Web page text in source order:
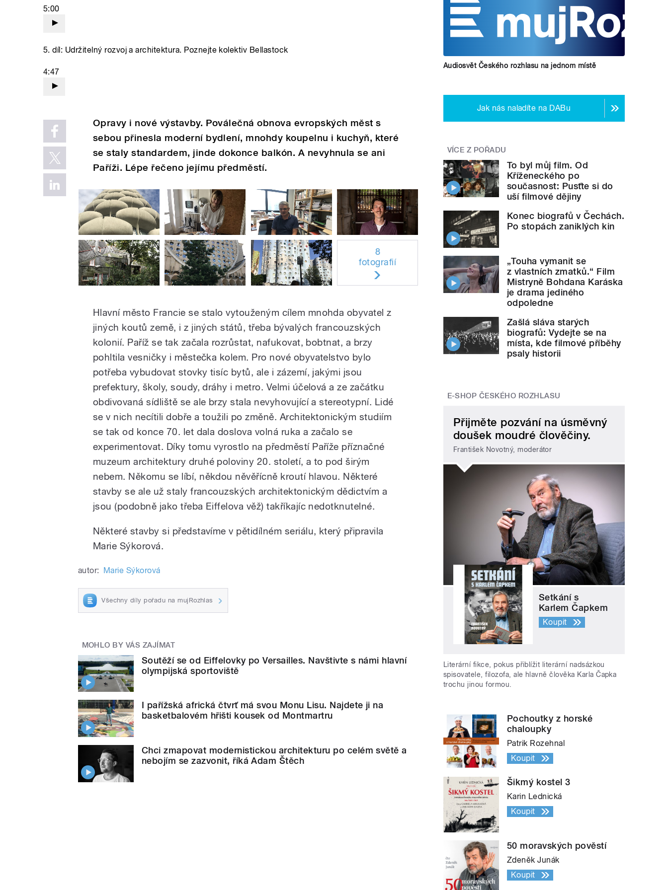
5:00
5. díl: Udržitelný rozvoj a architektura. Poznejte kolektiv Bellastock
4:47
Opravy i nové výstavby. Poválečná obnova evropských měst s
sebou přinesla moderní bydlení, mnohdy koupelnu i kuchyň, které
se staly standardem, jinde dokonce balkón. A nevyhnula se ani
Paříži. Lépe řečeno jejímu předměstí.
8
fotografií
Hlavní město Francie se stalo vytouženým cílem mnohda obyvatel z
jiných koutů země, i z jiných států, třeba bývalých francouzských
kolonií. Paříž se tak začala rozrůstat, nafukovat, bobtnat, a brzy
pohltila vesničky i městečka kolem. Pro nové obyvatelstvo bylo
potřeba vybudovat stovky tisíc bytů, ale i zázemí, jakými jsou
prefektury, školy, soudy, dráhy i metro. Velmi účelová a ze začátku
obdivovaná sídliště se ale brzy stala nevyhovující a stereotypní. Lidé
se v nich necítili dobře a toužili po změně. Architektonickým studiím
se tak od konce 70. let dala doslova volná ruka a začalo se
experimentovat. Díky tomu vyrostlo na předměstí Paříže příznačné
muzeum architektury druhé poloviny 20. století, a to pod širým
nebem. Někomu se líbí, někdou něvěřícně kroutí hlavou. Některé
stavby se ale už staly francouzských architektonickým dědictvím a
jsou (podobně jako třeba Eiffelova věž) takříkajíc nedotknutelné.
Některé stavby si představíme v pětidílném seriálu, který připravila
Marie Sýkorová.
autor: Marie Sýkorová
Všechny díly pořadu na mujRozhlas
MOHLO BY VÁS ZAJÍMAT
Soutěží se od Eiffelovky po Versailles. Navštivte s námi hlavní
olympijská sportoviště
I pařížská africká čtvrť má svou Monu Lisu. Najdete ji na
basketbalovém hřišti kousek od Montmartru
Chci zmapovat modernistickou architekturu po celém světě a
nebojím se zazvonit, říká Adam Štěch
Audiosvět Českého rozhlasu na jednom místě
Jak nás naladíte na DABu
VÍCE Z POŘADU
To byl můj film. Od
Kříženeckého po
současnost: Pusťte si do
uší filmové dějiny
Konec biografů v Čechách.
Po stopách zaniklých kin
„Touha vymanit se
z vlastních zmatků.“ Film
Mistryně Bohdana Karáska
je drama jediného
odpoledne
Zašlá sláva starých
biografů: Vydejte se na
místa, kde filmové příběhy
psaly historii
E-SHOP ČESKÉHO ROZHLASU
Přijměte pozvání na úsměvný
doušek moudré člověčiny.
František Novotný, moderátor
Setkání s
Karlem Čapkem
Koupit
Literární fikce, pokus přiblížit literární nadsázkou
spisovatele, filozofa, ale hlavně člověka Karla Čapka
trochu jinou formou.
Pochoutky z horské
chaloupky
Patrik Rozehnal
Koupit
Šikmý kostel 3
Karin Lednická
Koupit
50 moravských pověstí
Zdeněk Junák
Koupit